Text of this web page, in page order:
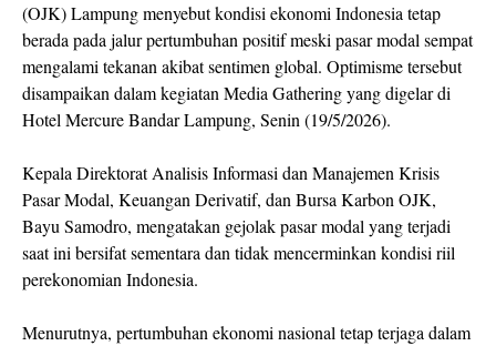
(OJK) Lampung menyebut kondisi ekonomi Indonesia tetap
berada pada jalur pertumbuhan positif meski pasar modal sempat
mengalami tekanan akibat sentimen global. Optimisme tersebut
disampaikan dalam kegiatan Media Gathering yang digelar di
Hotel Mercure Bandar Lampung, Senin (19/5/2026).
Kepala Direktorat Analisis Informasi dan Manajemen Krisis
Pasar Modal, Keuangan Derivatif, dan Bursa Karbon OJK,
Bayu Samodro, mengatakan gejolak pasar modal yang terjadi
saat ini bersifat sementara dan tidak mencerminkan kondisi riil
perekonomian Indonesia.
Menurutnya, pertumbuhan ekonomi nasional tetap terjaga dalam